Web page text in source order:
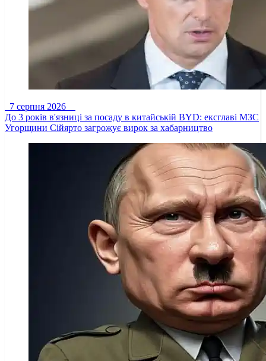
7 серпня 2026
До 3 років в'язниці за посаду в китайській BYD: ексглаві МЗС
Угорщини Сійярто загрожує вирок за хабарництво